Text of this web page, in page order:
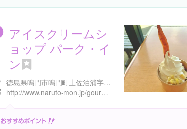
アイスクリームシ
ョップ パーク・イ
ン
徳島県鳴門市鳴門町土佐泊浦字 福池65-1 鳴門公園内(エスカヒル鳴門) 1F
http://www.naruto-mon.jp/gourmet/esukahirucafe/